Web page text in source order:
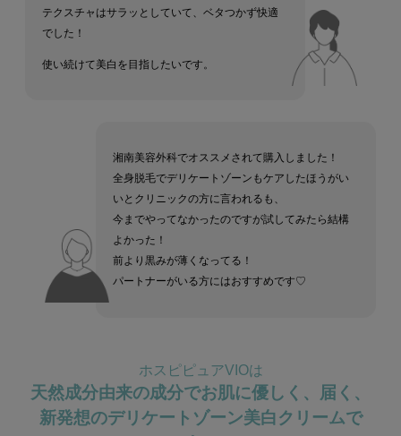
テクスチャはサラッとしていて、ベタつかず快適
でした！
使い続けて美白を目指したいです。
湘南美容外科でオススメされて購入しました！
全身脱毛でデリケートゾーンもケアしたほうがい
いとクリニックの方に言われるも、
今までやってなかったのですが試してみたら結構
よかった！
前より黒みが薄くなってる！
パートナーがいる方にはおすすめです♡
ホスピピュアVIOは
天然成分由来の成分でお肌に優しく、届く、
新発想のデリケートゾーン美白クリームで